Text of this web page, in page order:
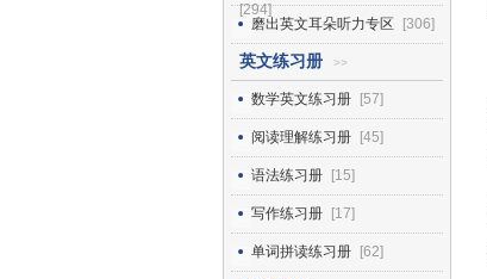
[294]
磨出英文耳朵听力专区
[306]
英文练习册 >>
数学英文练习册 [57]
阅读理解练习册 [45]
语法练习册 [15]
写作练习册 [17]
单词拼读练习册 [62]